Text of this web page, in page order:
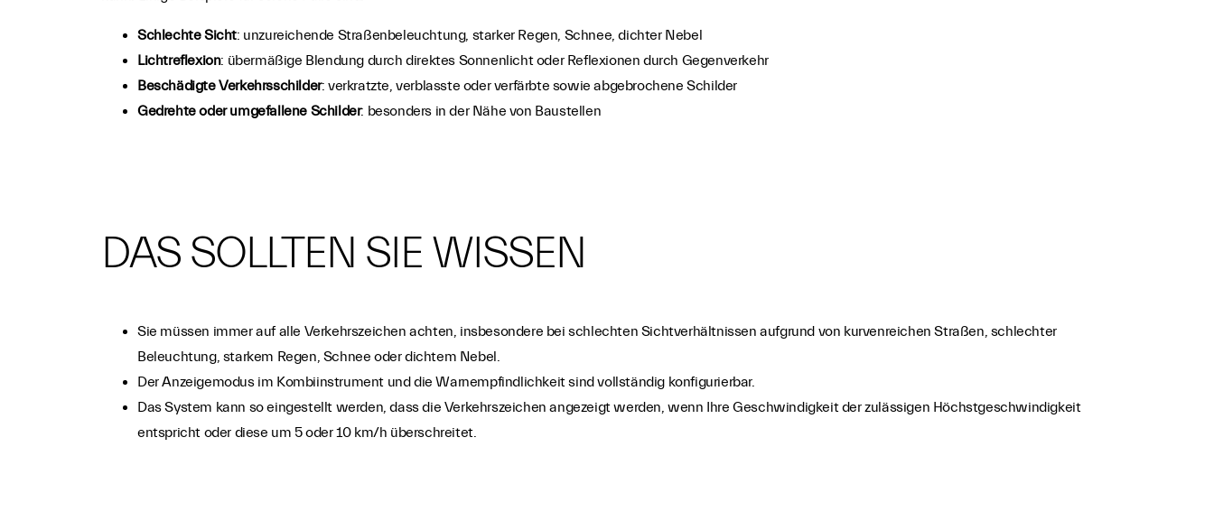
Schlechte Sicht: unzureichende Straßenbeleuchtung, starker Regen, Schnee, dichter Nebel
Lichtreflexion: übermäßige Blendung durch direktes Sonnenlicht oder Reflexionen durch Gegenverkehr
Beschädigte Verkehrsschilder: verkratzte, verblasste oder verfärbte sowie abgebrochene Schilder
Gedrehte oder umgefallene Schilder: besonders in der Nähe von Baustellen
DAS SOLLTEN SIE WISSEN
Sie müssen immer auf alle Verkehrszeichen achten, insbesondere bei schlechten Sichtverhältnissen aufgrund von kurvenreichen Straßen, schlechter
Beleuchtung, starkem Regen, Schnee oder dichtem Nebel.
Der Anzeigemodus im Kombiinstrument und die Warnempfindlichkeit sind vollständig konfigurierbar.
Das System kann so eingestellt werden, dass die Verkehrszeichen angezeigt werden, wenn Ihre Geschwindigkeit der zulässigen Höchstgeschwindigkeit
entspricht oder diese um 5 oder 10 km/h überschreitet.